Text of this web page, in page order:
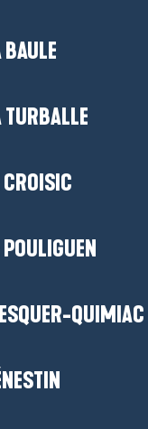
BAULE
TURBALLE
CROISIC
POULIGUEN
QUIMIAC
20.0 km
DOUCE